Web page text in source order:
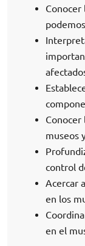
Conocer
museos
control
Acercar
en los
en el